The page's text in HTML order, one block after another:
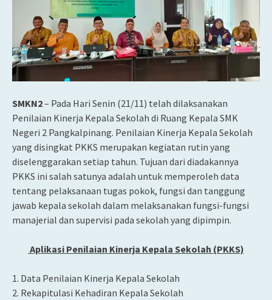
SMKN2– Pada Hari Senin (21/11) telah dilaksanakan
Penilaian Kinerja Kepala Sekolah di Ruang Kepala SMK
Negeri 2 Pangkalpinang. Penilaian Kinerja Kepala Sekolah
yang disingkat PKKS merupakan kegiatan rutin yang
diselenggarakan setiap tahun. Tujuan dari diadakannya
PKKS ini salah satunya adalah untuk memperoleh data
tentang pelaksanaan tugas pokok, fungsi dan tanggung
jawab kepala sekolah dalam melaksanakan fungsi-fungsi
manajerial dan supervisi pada sekolah yang dipimpin.
Aplikasi Penilaian Kinerja Kepala Sekolah (PKKS)
1. Data Penilaian Kinerja Kepala Sekolah
2. Rekapitulasi Kehadiran Kepala Sekolah